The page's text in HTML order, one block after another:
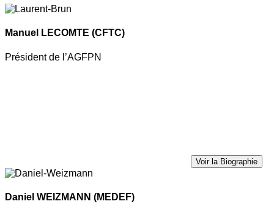
Manuel LECOMTE (CFTC)
Président de l’AGFPN
Voir la Biographie
Daniel WEIZMANN (MEDEF)